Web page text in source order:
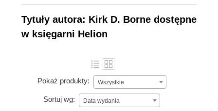
Tytuły autora: Kirk D. Borne dostępne
w księgarni Helion
Pokaż produkty: Wszystkie
Sortuj wg: Data wydania